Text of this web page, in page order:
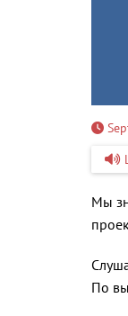
Мы
По